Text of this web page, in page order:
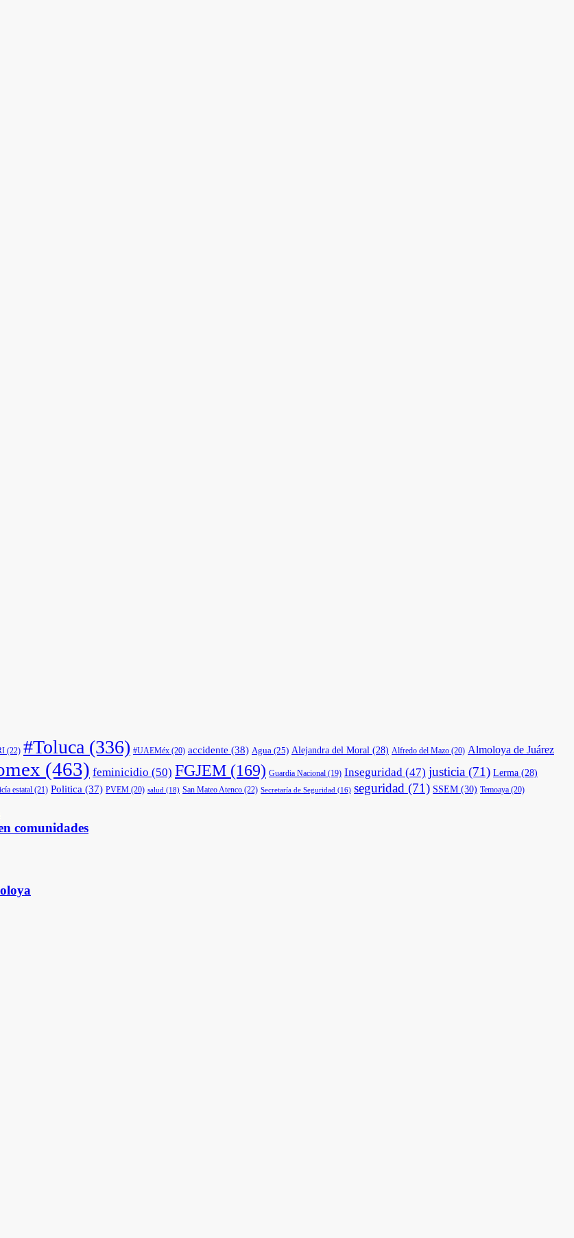
(22) #Toluca (336) #UAEMéx (20) accidente (38) Agua (25) Alejandra del Moral (28) Alfredo del Mazo (20) Almoloya de Juárez
(463) feminicidio (50) FGJEM (169) Guardia Nacional (19) Inseguridad (47) justicia (71) Lerma (28)
estatal (21) Politica (37) PVEM (20) salud (18) San Mateo Atenco (22) Secretaría de Seguridad (16) seguridad (71) SSEM (30) Temoaya (20)
comunidades